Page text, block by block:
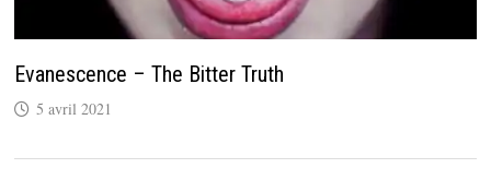
Evanescence – The Bitter Truth
5 avril 2021